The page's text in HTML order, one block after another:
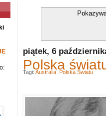
piątek, 6
Polska
Tagi: Australia Polska Światu